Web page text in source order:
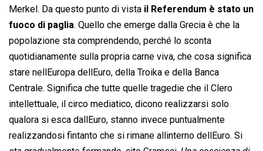
Merkel. Da questo punto di vista il Referendum è stato un
fuoco di paglia. Quello che emerge dalla Grecia è che la
popolazione sta comprendendo, perché lo sconta
quotidianamente sulla propria carne viva, che cosa significa
stare nellEuropa dellEuro, della Troika e della Banca
Centrale. Significa che tutte quelle tragedie che il Clero
intellettuale, il circo mediatico, dicono realizzarsi solo
qualora si esca dallEuro, stanno invece puntualmente
realizzandosi fintanto che si rimane allinterno dellEuro. Si